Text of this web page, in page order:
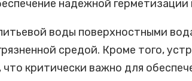
надежной
воды поверхностными
средой. Кроме того,
критически важно для